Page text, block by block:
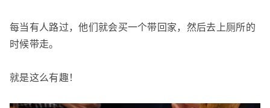
每当有人路过，他们就会买一个带回家，然后去上厕所的
时候带走。
就是这么有趣！